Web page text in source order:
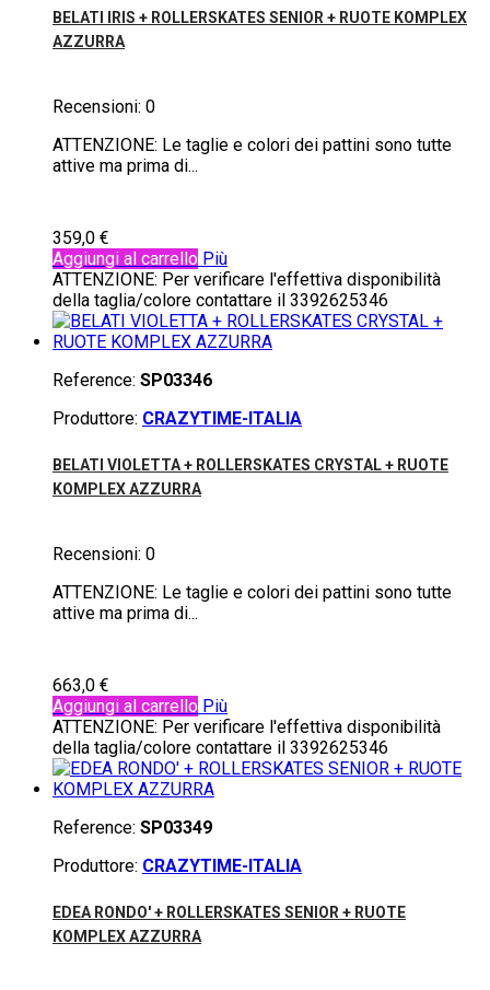
BELATI IRIS + ROLLERSKATES SENIOR + RUOTE KOMPLEX
AZZURRA
Recensioni: 0
ATTENZIONE: Le taglie e colori dei pattini sono tutte
attive ma prima di...
359,0 €
Aggiungi al carrello Più
ATTENZIONE: Per verificare l'effettiva disponibilità
della taglia/colore contattare il 3392625346
Reference: SP03346
Produttore: CRAZYTIME-ITALIA
BELATI VIOLETTA + ROLLERSKATES CRYSTAL + RUOTE
KOMPLEX AZZURRA
Recensioni: 0
ATTENZIONE: Le taglie e colori dei pattini sono tutte
attive ma prima di...
663,0 €
Aggiungi al carrello Più
ATTENZIONE: Per verificare l'effettiva disponibilità
della taglia/colore contattare il 3392625346
Reference: SP03349
Produttore: CRAZYTIME-ITALIA
EDEA RONDO' + ROLLERSKATES SENIOR + RUOTE
KOMPLEX AZZURRA